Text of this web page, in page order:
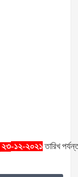
২৩-১২-২০২১ তারিখ